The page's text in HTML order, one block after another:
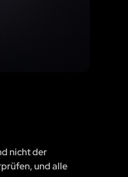
nicht der
und alle